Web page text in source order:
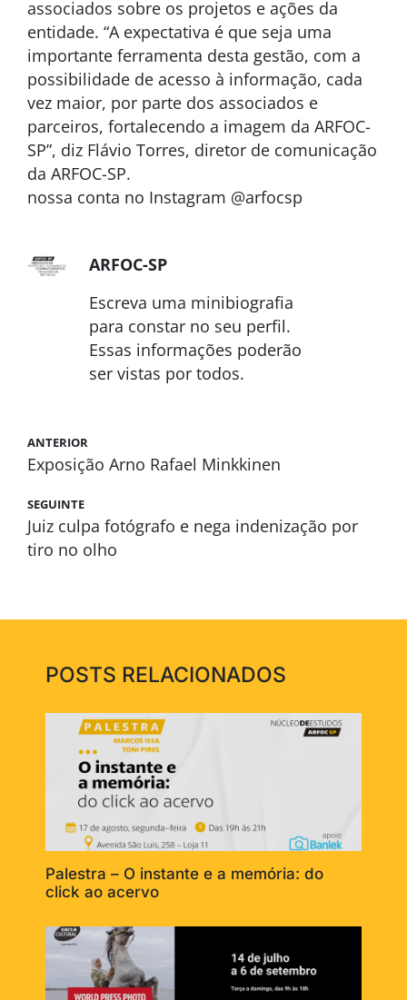
associados sobre os projetos e ações da
entidade. “A expectativa é que seja uma
importante ferramenta desta gestão, com a
possibilidade de acesso à informação, cada
vez maior, por parte dos associados e
parceiros, fortalecendo a imagem da ARFOC-
SP”, diz Flávio Torres, diretor de comunicação
da ARFOC-SP.
nossa conta no Instagram @arfocsp
ARFOC-SP
Escreva uma minibiografia
para constar no seu perfil.
Essas informações poderão
ser vistas por todos.
ANTERIOR
Exposição Arno Rafael Minkkinen
SEGUINTE
Juiz culpa fotógrafo e nega indenização por
tiro no olho
POSTS RELACIONADOS
Palestra – O instante e a memória: do
click ao acervo